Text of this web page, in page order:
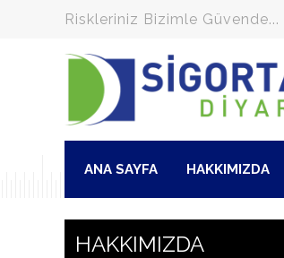
Riskleriniz Bizimle Güvende...
ANA SAYFA HAKKIMIZDA
HAKKIMIZDA